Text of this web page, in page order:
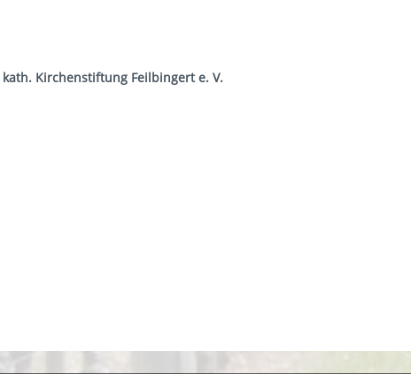
kath. Kirchenstiftung Feilbingert e. V.